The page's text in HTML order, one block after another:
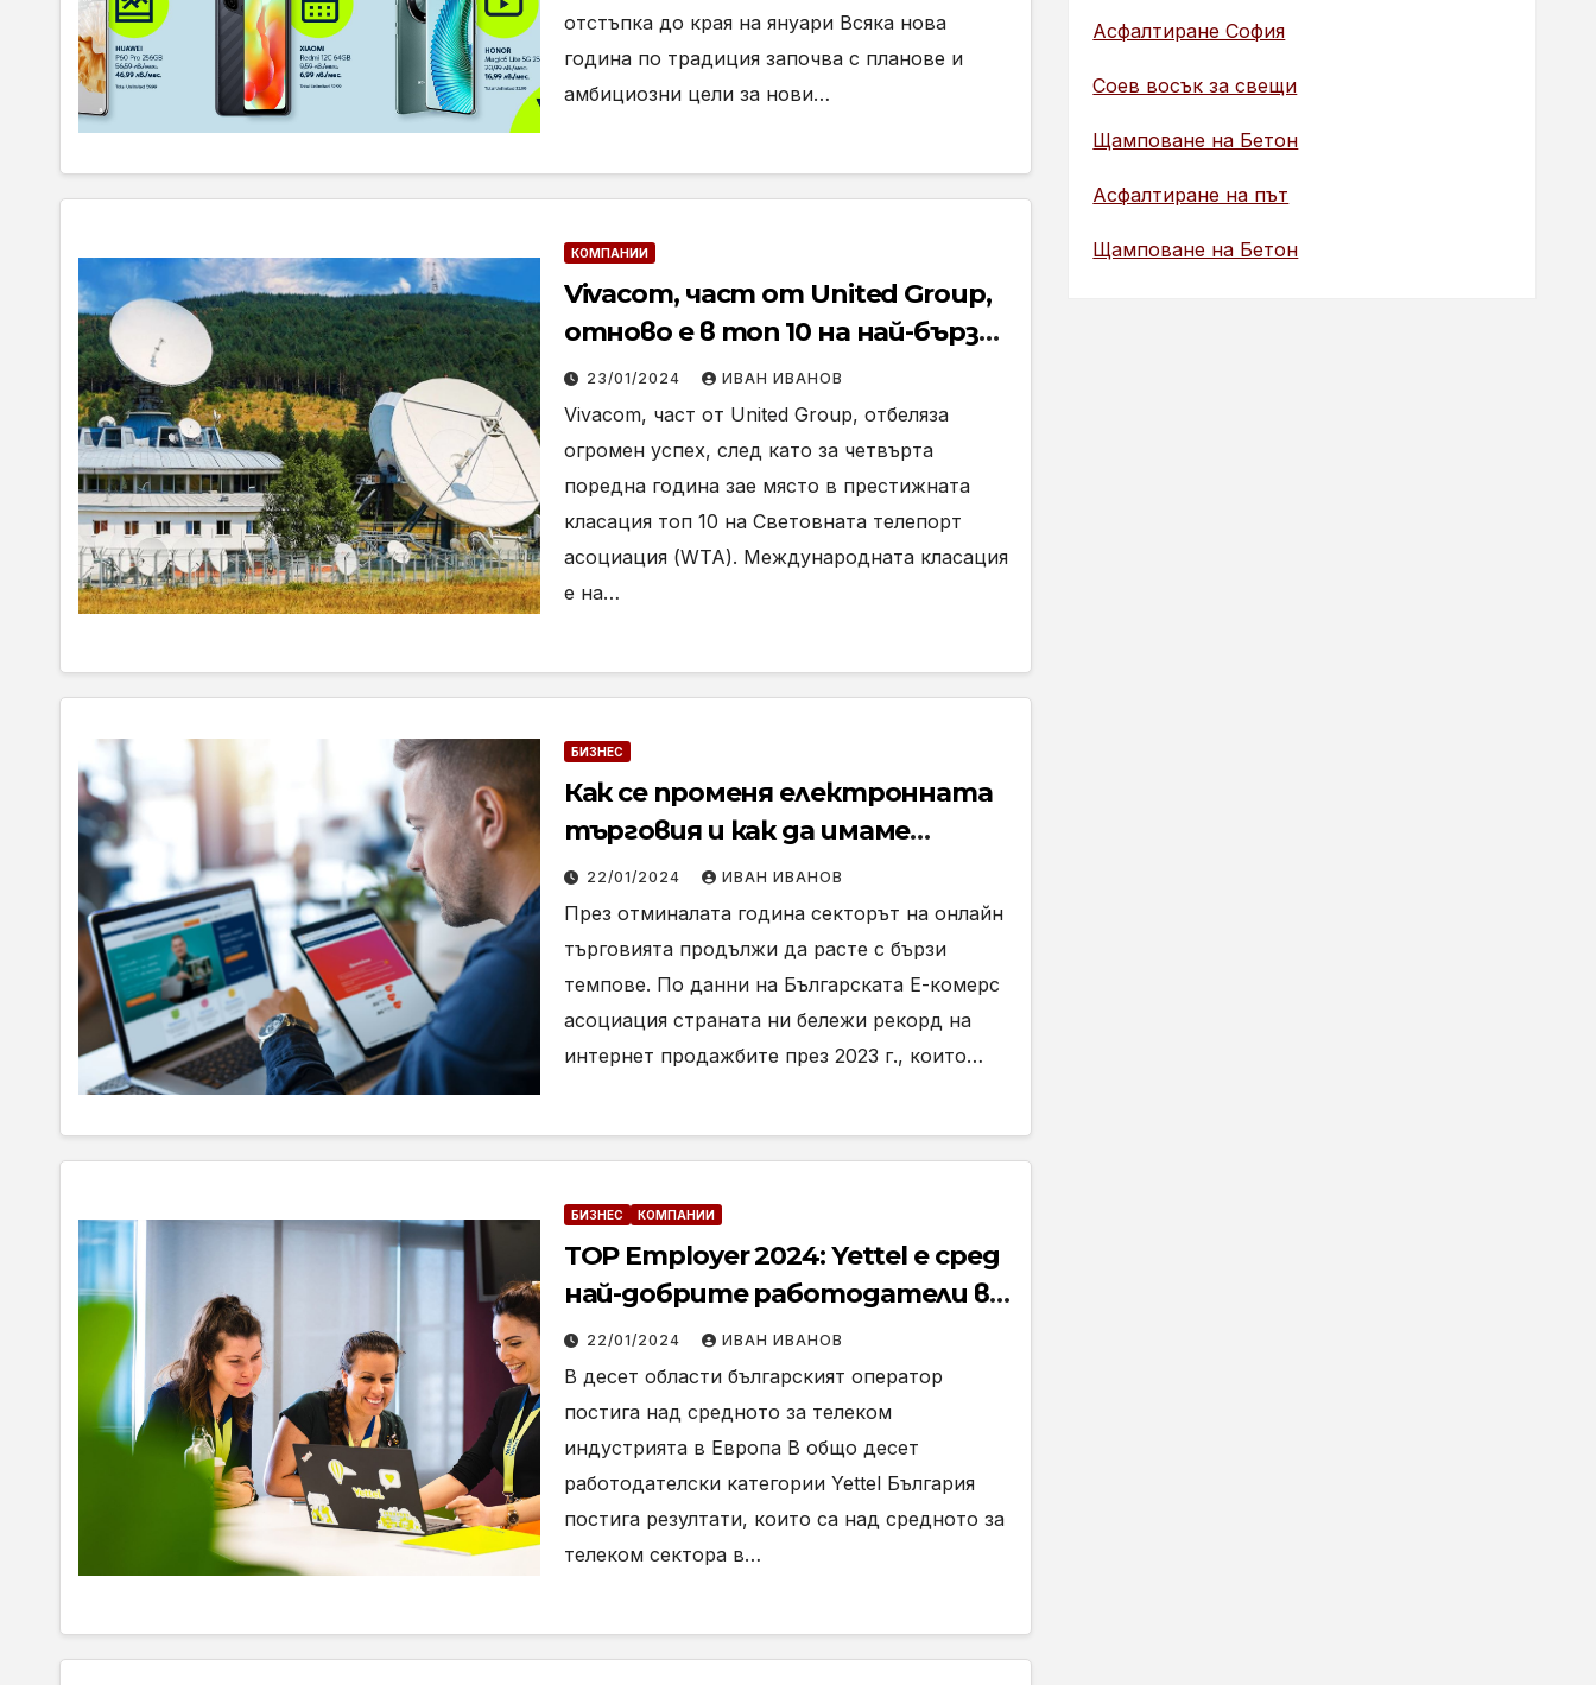
отстъпка до края на януари Всяка нова
година по традиция започва с планове и
амбициозни цели за нови…
КОМПАНИИ
Vivacom, част от United Group,
отново е в топ 10 на най-бързо
развиващите се оператори в
света за сателитни услуги за
бизнеса
23/01/2024 ИВАН ИВАНОВ
Vivacom, част от United Group, отбеляза
огромен успех, след като за четвърта
поредна година зае място в престижната
класация топ 10 на Световната телепорт
асоциация (WTA). Международната класация
е на…
БИЗНЕС
Как се променя електронната
търговия и как да имаме
успешен онлайн магазин през
2024 година
22/01/2024 ИВАН ИВАНОВ
През отминалата година секторът на онлайн
търговията продължи да расте с бързи
темпове. По данни на Българската Е-комерс
асоциация страната ни бележи рекорд на
интернет продажбите през 2023 г., които…
БИЗНЕС КОМПАНИИ
TOP Employer 2024: Yettel е сред
най-добрите работодатели в
телеком сектора в Европа
22/01/2024 ИВАН ИВАНОВ
В десет области българският оператор
постига над средното за телеком
индустрията в Европа В общо десет
работодателски категории Yettel България
постига резултати, които са над средното за
телеком сектора в…
Асфалтиране София
Соев восък за свещи
Щамповане на Бетон
Асфалтиране на път
Щамповане на Бетон